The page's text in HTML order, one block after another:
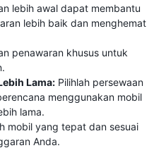
lebih awal dapat membantu
lebih baik dan menghemat
penawaran khusus untuk
Lama: Pilihlah persewaan
menggunakan mobil
lama.
mobil yang tepat dan sesuai
Anda.